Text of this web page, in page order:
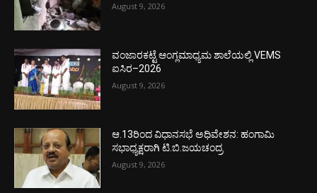
August 9, 2026
ವಂಜಾರಕಟ್ಟೆ ಆಂಗ್ಲಮಾಧ್ಯಮ ಶಾಲೆಯಲ್ಲಿ VEMS
ಐಸಿರ–2026
August 9, 2026
ಆ.13ರಿಂದ ವಿಧಾನಸಭೆ ಅಧಿವೇಶನ: ಹಂಗಾಮಿ
ಸಭಾಧ್ಯಕ್ಷರಾಗಿ ಟಿ.ಬಿ.ಜಯಚಂದ್ರ
August 9, 2026